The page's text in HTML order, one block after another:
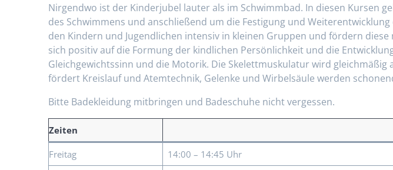
Nirgendwo ist der Kinderjubel lauter als im Schwimmbad. In diesen Kursen
des Schwimmens und anschließend um die Festigung und
den Kindern und Jugendlichen intensiv in kleinen Gruppen und fördern
sich positiv auf die Formung der kindlichen Persönlichkeit und die
Gleichgewichtssinn und die Motorik. Die Skelettmuskulatur wird
fördert Kreislauf und Atemtechnik, Gelenke und Wirbelsäule werden
Bitte Badekleidung mitbringen und Badeschuhe nicht vergessen.
Zeiten
Freitag
14:00 – 14:45 Uhr